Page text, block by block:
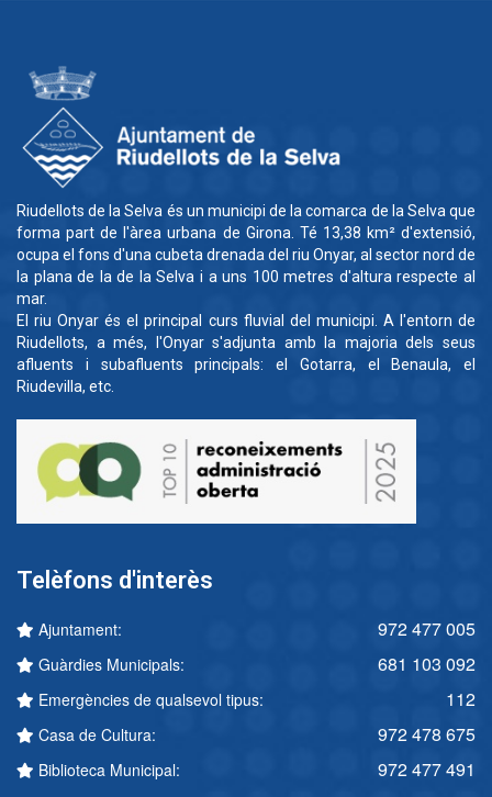
Riudellots de la Selva és un municipi de la comarca de la Selva que
forma part de l'àrea urbana de Girona. Té 13,38 km² d'extensió,
ocupa el fons d'una cubeta drenada del riu Onyar, al sector nord de
la plana de la de la Selva i a uns 100 metres d'altura respecte al
mar.
El riu Onyar és el principal curs fluvial del municipi. A l'entorn de
Riudellots, a més, l'Onyar s'adjunta amb la majoria dels seus
afluents i subafluents principals: el Gotarra, el Benaula, el
Riudevilla, etc.
Telèfons d'interès
Ajuntament: 972 477 005
Guàrdies Municipals: 681 103 092
Emergències de qualsevol tipus: 112
Casa de Cultura: 972 478 675
Biblioteca Municipal: 972 477 491